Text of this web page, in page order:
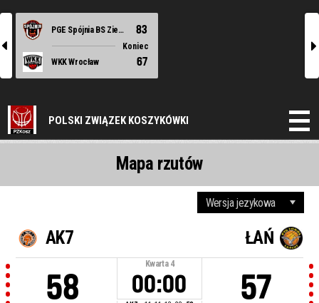
l
PGE Spójnia BS Ziemi Szczecińskiej Stargard 83
Koniec
WKK Wrocław
67
r
POLSKI ZWIĄZEK KOSZYKÓWKI
AK7
58
Kwarta 4
00:00
ŁAŃ
57
Mapa rzutów